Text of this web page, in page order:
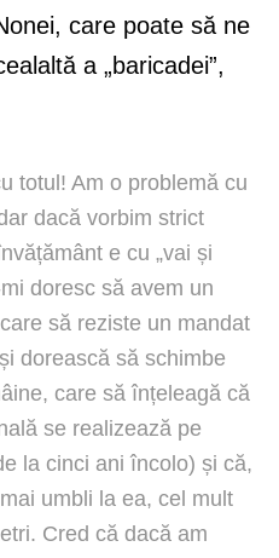
care poate să ne
a „baricadei”,
totul! Am o problemă cu
dacă vorbim strict
e cu „vai și
doresc să avem un
să reziste un mandat
dorească să schimbe
care să înțeleagă că
se realizează pe
la cinci ani încolo) și că,
umbli la ea, cel mult
Cred că dacă am